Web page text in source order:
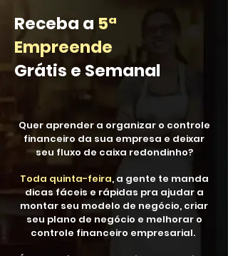
Receba a 5ª
Empreende
Grátis e Semanal
Quer aprender a organizar o controle
financeiro da sua empresa e deixar
seu fluxo de caixa redondinho?
Toda quinta-feira, a gente te manda
dicas fáceis e rápidas pra ajudar a
montar seu modelo de negócio, criar
seu plano de negócio e melhorar o
controle financeiro empresarial.